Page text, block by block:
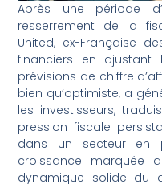
Après une période
resserrement de la
United, ex-Française
financiers en
prévisions de chiffre
bien qu’optimiste, a
les investisseurs,
pression fiscale
dans un secteur en
croissance marquée
dynamique solide du